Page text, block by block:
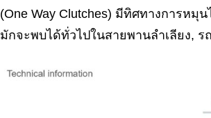
(One Way Clutches) มีทิศทางการหมุ
มักจะพบได้ทั่วไปในสายพานลำเลียง,